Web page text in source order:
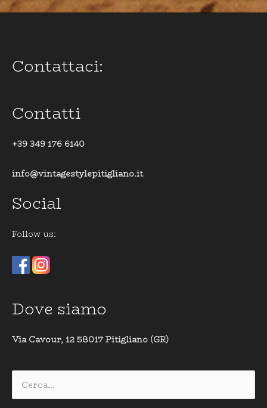
Contattaci:
Contatti
+39 349 176 6140
info@vintagestylepitigliano.it
Social
Follow us:
Dove siamo
Via Cavour, 12 58017 Pitigliano (GR)
Cerca: